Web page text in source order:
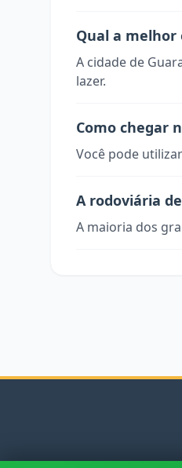
Qual a melhor
A cidade de
lazer.
Como chegar
Você pode
A rodoviária
A maioria dos